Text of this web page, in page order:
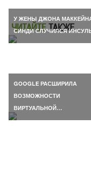
ЧИТАЙТЕТАКЖЕ
У ЖЕНЫ ДЖОНА
СИНДИ СЛУЧИЛСЯ
GOOGLE РАСШИРИЛА
ВОЗМОЖНОСТИ
ВИРТУАЛЬНОЙ…